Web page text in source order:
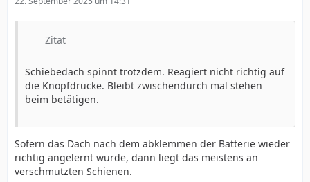
Zitat
Schiebedach spinnt trotzdem. Reagiert nicht richtig auf
die Knopfdrücke. Bleibt zwischendurch mal stehen
beim betätigen.
Sofern das Dach nach dem abklemmen der Batterie wieder
richtig angelernt wurde, dann liegt das meistens an
verschmutzten Schienen.